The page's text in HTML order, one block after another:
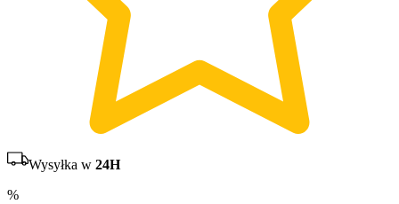
Wysyłka w 24H
%